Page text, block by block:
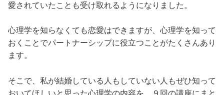
愛されていたことも受け取れるようになりました。
心理学を知らなくても恋愛はできますが、心理学を知って
おくことでパートナーシップに役立つことがたくさんあり
ます。
そこで、私が結婚している人もしていない人もぜひ知って
おいてほしいと思った心理学の内容を、９回の講座にまと